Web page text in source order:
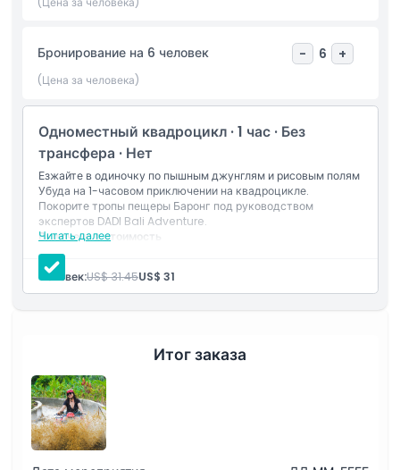
Политика в отношении детей и взрослых
Исключения
Не подходит для
Вещи, которые нужно знать
Местоположение
Дресс-код
Условия и положения
Бронирование на 6 человек - 6 +
(Цена за человека)
Одноместный квадроцикл · 1 час · Без
трансфера · Нет
Езжайте в одиночку по пышным джунглям и рисовым полям
Убуда на 1-часовом приключении на квадроцикле.
Покорите тропы пещеры Баронг под руководством
экспертов DADI Bali Adventure.
Читать далее
Включено в стоимость
1-часовая сольная поездка на квадроцикле по
джунглям Убуда и пещере Баронг
Защитное снаряжение: шлем и ботинки
Душ и раздевалки на месте
Человек:US$ 31.45US$ 31
Итог заказа